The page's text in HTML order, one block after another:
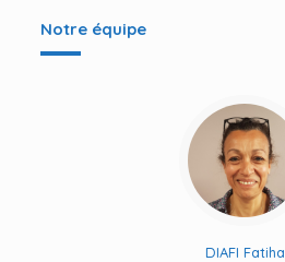
Notre équipe
DIAFI Fatiha